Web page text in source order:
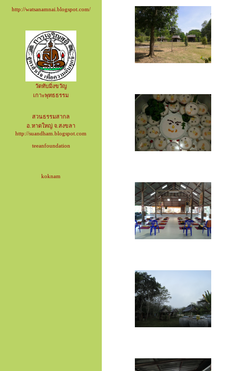
http://watsanamnai.blogspot.com/
วัดทับมิ่งขวัญ
เกาะพุทธธรรม
สวนธรรมสากล
อ.หาดใหญ่ จ.สงขลา
http://suandham.blogspot.com
teeanfoundation
koknam